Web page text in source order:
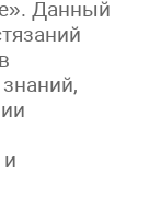
Данный